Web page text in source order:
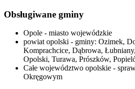
Obsługiwane gminy
Opole - miasto wojewódzkie
powiat opolski - gminy: Ozimek,
Komprachcice, Dąbrowa,
Opolski, Turawa, Prószków,
Całe województwo opolskie -
Okręgowym